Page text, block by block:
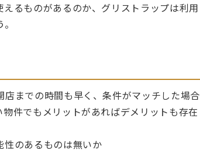
るものがあるのか、グリストラップは利用
までの時間も早く、条件がマッチした場合
件でもメリットがあればデメリットも存在
のあるものは無いか